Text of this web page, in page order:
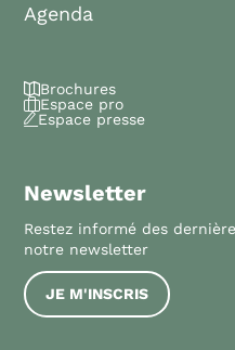
Agenda
Brochures
Espace pro
Espace presse
Newsletter
Restez informé des
notre newsletter
JE M'INSCRIS